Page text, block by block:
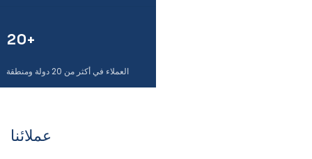
20+
العملاء في أكثر من 20 دولة ومنطقة
عملائنا